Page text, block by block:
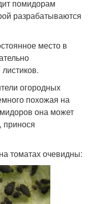
помидорам
разрабатываются
место в
огородных
похожая на
она может
принося
томатах очевидны: